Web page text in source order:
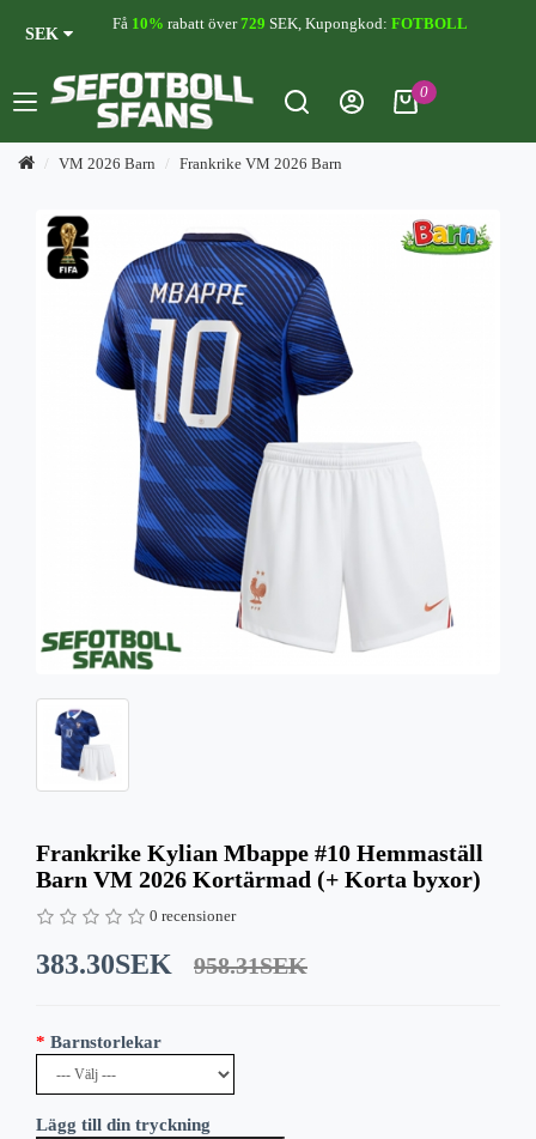
SEK
Få 10% rabatt över729 SEK, Kupongkod: FOTBOLL
0
VM 2026 Barn Frankrike VM 2026 Barn
Frankrike Kylian Mbappe #10 Hemmaställ
Barn VM 2026 Kortärmad (+ Korta byxor)
0 recensioner
383.30SEK 958.31SEK
Barnstorlekar
Lägg till din tryckning